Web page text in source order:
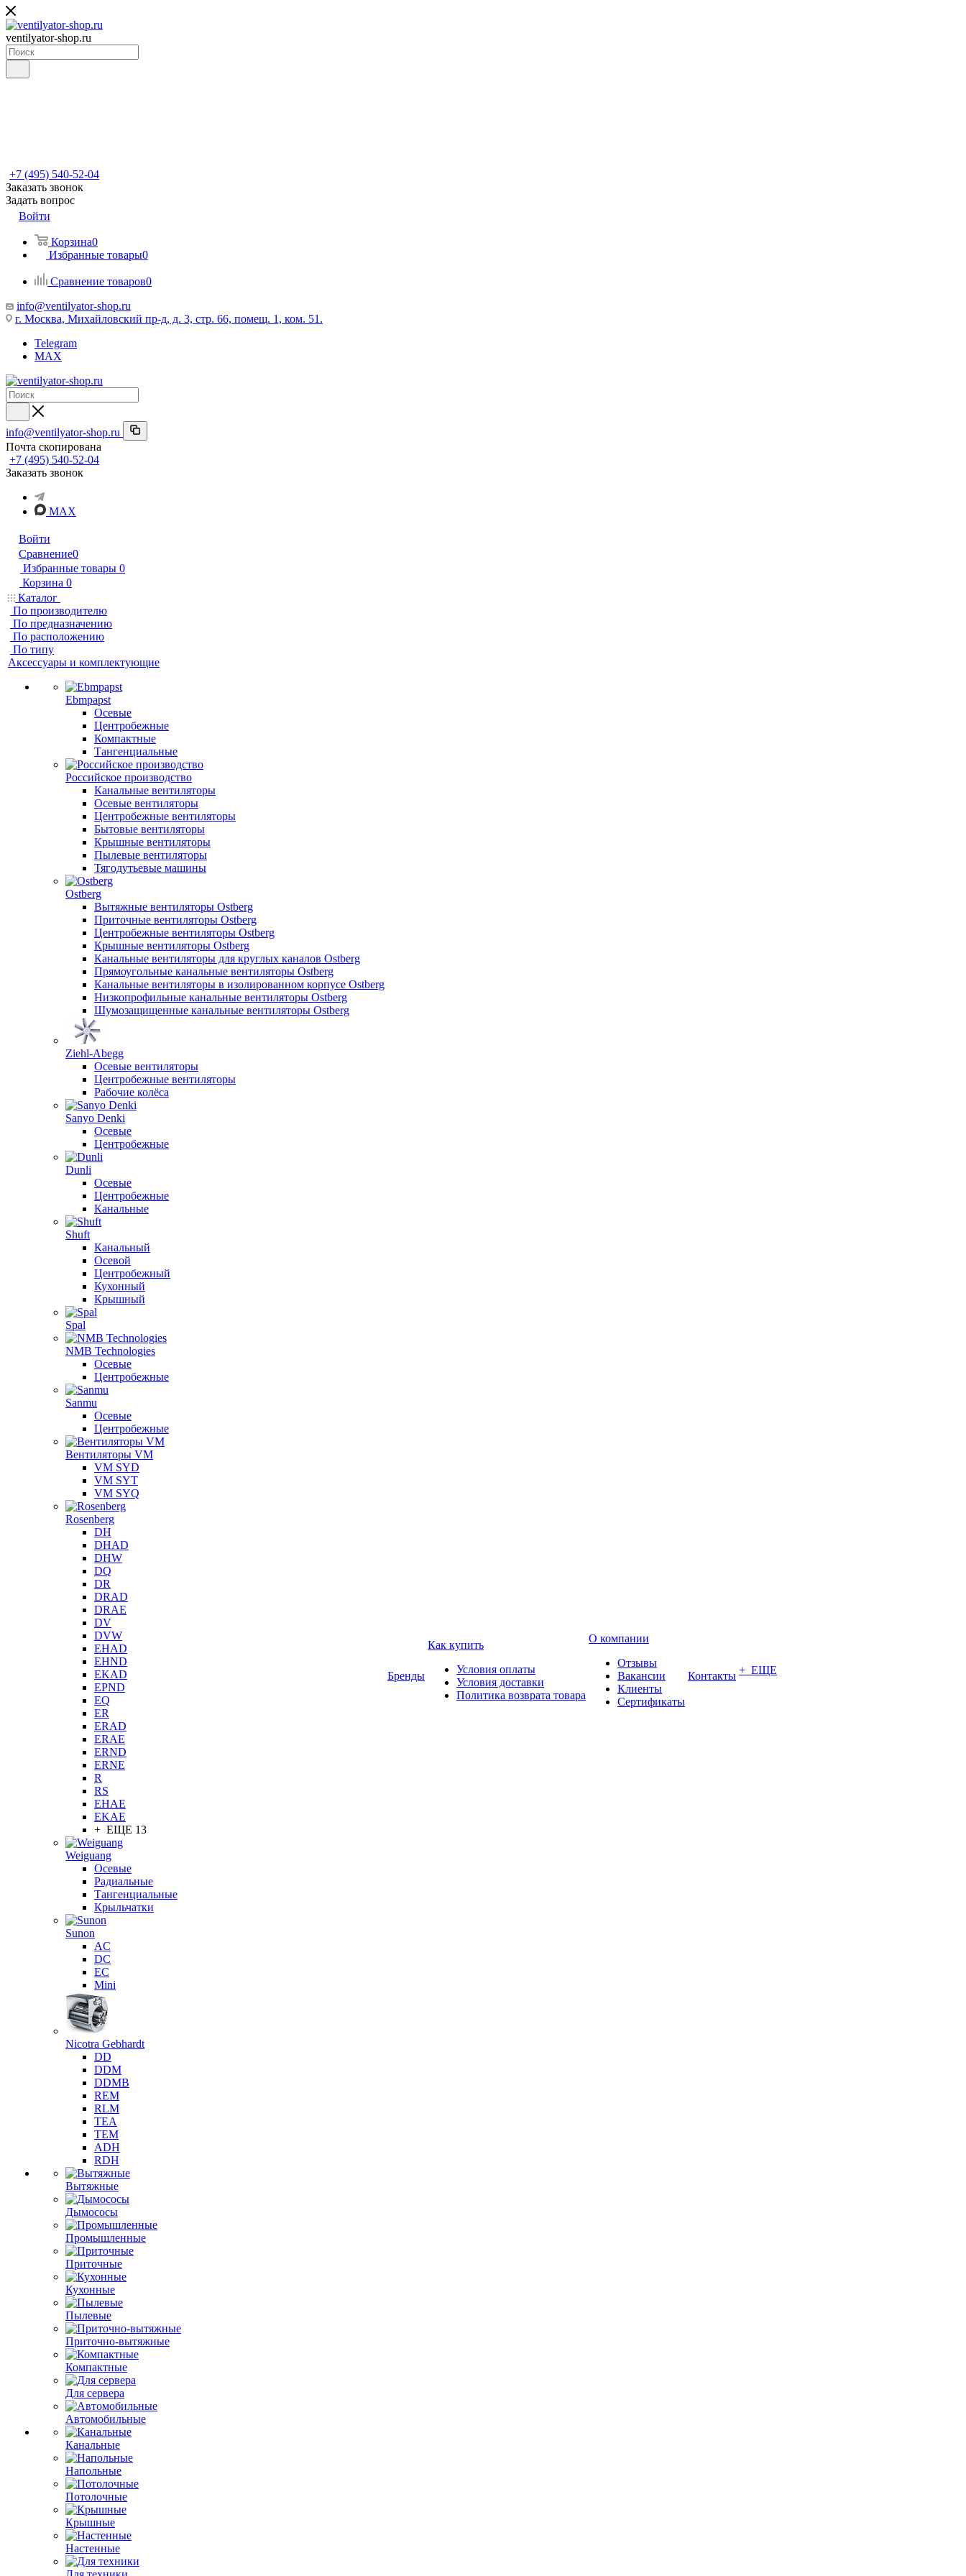
ventilyator-shop.ru
+7 (495) 540-52-04
Заказать звонок
Задать вопрос
Войти
Корзина0
Избранные товары0
Сравнение товаров0
info@ventilyator-shop.ru
г. Москва, Михайловский пр-д, д. 3, cтр. 66, помещ. 1, ком. 51.
Telegram
MAX
info@ventilyator-shop.ru
Почта скопирована
+7 (495) 540-52-04
Заказать звонок
MAX
Войти
Сравнение0
Избранные товары 0
Корзина 0
Каталог
По производителю
По предназначению
По расположению
По типу
Аксессуары и комплектующие
Ebmpapst
Осевые
Центробежные
Компактные
Тангенциальные
Российское производство
Канальные вентиляторы
Осевые вентиляторы
Центробежные вентиляторы
Бытовые вентиляторы
Крышные вентиляторы
Пылевые вентиляторы
Тягодутьевые машины
Ostberg
Вытяжные вентиляторы Ostberg
Приточные вентиляторы Ostberg
Центробежные вентиляторы Ostberg
Крышные вентиляторы Ostberg
Канальные вентиляторы для круглых каналов Ostberg
Прямоугольные канальные вентиляторы Ostberg
Канальные вентиляторы в изолированном корпусе Ostberg
Низкопрофильные канальные вентиляторы Ostberg
Шумозащищенные канальные вентиляторы Ostberg
Ziehl-Abegg
Осевые вентиляторы
Центробежные вентиляторы
Рабочие колёса
Sanyo Denki
Осевые
Центробежные
Dunli
Осевые
Центробежные
Канальные
Shuft
Канальный
Осевой
Центробежный
Кухонный
Крышный
Spal
NMB Technologies
Осевые
Центробежные
Sanmu
Осевые
Центробежные
Вентиляторы VM
VM SYD
VM SYT
VM SYQ
Rosenberg
DH
DHAD
DHW
DQ
DR
DRAD
DRAE
DV
DVW
EHAD
EHND
EKAD
EPND
EQ
ER
ERAD
ERAE
ERND
ERNE
R
RS
EHAE
EKAE
+ ЕЩЕ 13
Weiguang
Осевые
Радиальные
Тангенциальные
Крыльчатки
Sunon
AC
DC
EC
Mini
Nicotra Gebhardt
DD
DDM
DDMB
REM
RLM
TEA
TEM
ADH
RDH
Вытяжные
Дымососы
Промышленные
Приточные
Кухонные
Пылевые
Приточно-вытяжные
Компактные
Для сервера
Автомобильные
Канальные
Напольные
Потолочные
Крышные
Настенные
Бренды
Как купить
Условия оплаты
Условия доставки
Политика возврата товара
О компании
Отзывы
Вакансии
Клиенты
Сертификаты
Контакты + ЕЩЕ